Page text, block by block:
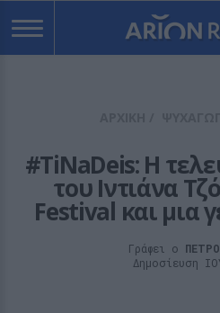
#TiNaDeis: Η
του Ιντιάνα
Festival και μια
Γράφει ο
Δημοσίευση